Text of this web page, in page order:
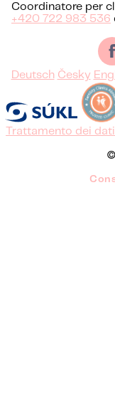
Coordinatore per
+420 722 983 536
Deutsch Česky
Trattamento dei